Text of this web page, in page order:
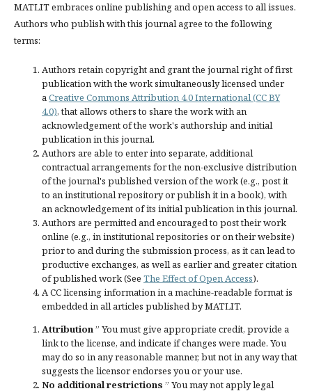
MATLIT embraces online publishing and open access to all issues.
Authors who publish with this journal agree to the following
terms:
Authors retain copyright and grant the journal right of first
publication with the work simultaneously licensed under
aCreative Commons Attribution 4.0 International (CC BY
4.0), that allows others to share the work with an
acknowledgement of the work's authorship and initial
publication in this journal.
Authors are able to enter into separate, additional
contractual arrangements for the non-exclusive distribution
of the journal's published version of the work (e.g., post it
to an institutional repository or publish it in a book), with
an acknowledgement of its initial publication in this journal.
Authors are permitted and encouraged to post their work
online (e.g., in institutional repositories or on their website)
prior to and during the submission process, as it can lead to
productive exchanges, as well as earlier and greater citation
of published work (See The Effect of Open Access).
A CC licensing information in a machine-readable format is
embedded in all articles published by MATLIT.
Attribution” You must give appropriate credit, provide a
link to the license, andindicate if changes were made. You
may do so in any reasonable manner, but not in any way that
suggests the licensor endorses you or your use.
No additional restrictions ” You may not apply legal